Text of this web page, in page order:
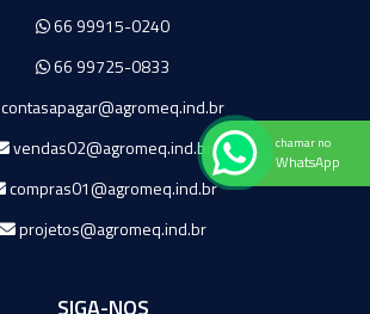
66 99915-0240
66 99725-0833
contasapagar@agromeq.ind.br
vendas02@agromeq.ind.br
compras01@agromeq.ind.br
projetos@agromeq.ind.br
chamar no
WhatsApp